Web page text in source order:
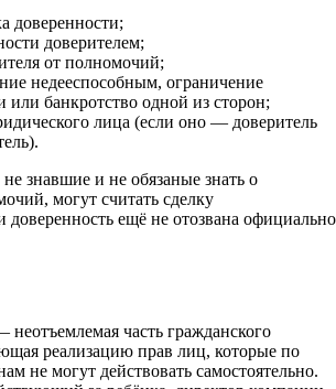
доверенности;
доверителем;
от полномочий;
недееспособным, ограничение
или банкротство одной из сторон;
лица (если оно — доверитель
не знавшие и не обязаные знать о
могут считать сделку
доверенность ещё не отозвана официально
неотъемлемая часть гражданского
реализацию прав лиц, которые по
не могут действовать самостоятельно.